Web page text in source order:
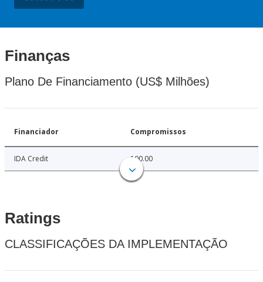
Finanças
Plano De Financiamento (US$ Milhões)
Financiador Compromissos
IDA Credit 100.00
Ratings
CLASSIFICAÇÕES DA IMPLEMENTAÇÃO